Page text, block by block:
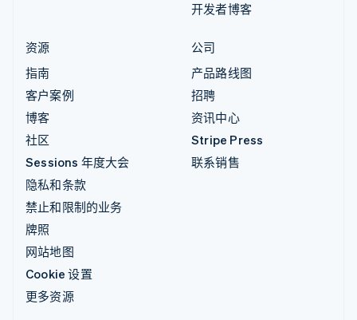
开发者博客
资源
指南
客户案例
博客
社区
Sessions 年度大会
隐私和条款
禁止和限制的业务
牌照
网站地图
Cookie 设置
更多资源
公司
产品路线图
招聘
资讯中心
Stripe Press
联系销售